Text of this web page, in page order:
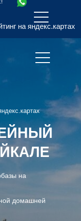
домашней
на
на яндекс.картах